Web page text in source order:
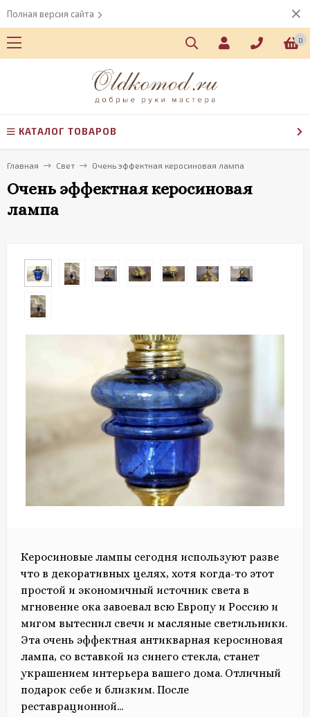
Полная версия сайта
0
КАТАЛОГ ТОВАРОВ
Главная Свет Очень эффектная керосиновая лампа
Очень эффектная керосиновая
лампа
Керосиновые лампы сегодня используют разве
что в декоративных целях, хотя когда-то этот
простой и экономичный источник света в
мгновение ока завоевал всю Европу и Россию и
мигом вытеснил свечи и масляные светильники.
Эта очень эффектная антикварная керосиновая
лампа, со вставкой из синего стекла, станет
украшением интерьера вашего дома. Отличный
подарок себе и близким. После
реставрационной...